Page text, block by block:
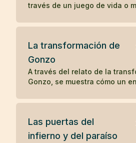
través de un juego de vida o
concentración y la compasión
La transformación de
Gonzo
A través del relato de la
Gonzo, se muestra cómo un
colérico barquero, ilustrando
positivo en otros.
Las puertas del
infierno y del paraíso